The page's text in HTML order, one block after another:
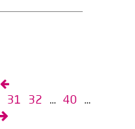
31 32 ... 40 ...